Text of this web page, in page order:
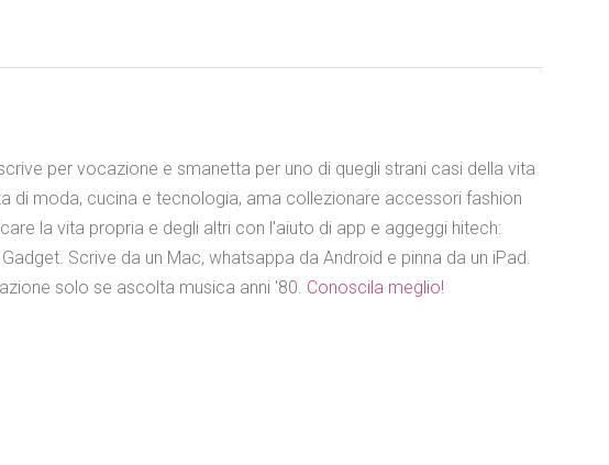
per vocazione e smanetta per uno di quegli strani casi della vita
di moda, cucina e tecnologia, ama collezionare accessori fashion
la vita propria e degli altri con l'aiuto di app e aggeggi hitech:
Scrive da un Mac, whatsappa da Android e pinna da un iPad.
solo se ascolta musica anni '80. Conoscila meglio!